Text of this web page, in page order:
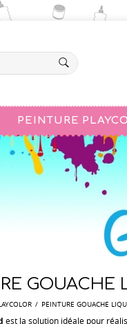
PEINTURE
GOUACHE
/ PEINTURE GOUACHE
est la solution idéale pour